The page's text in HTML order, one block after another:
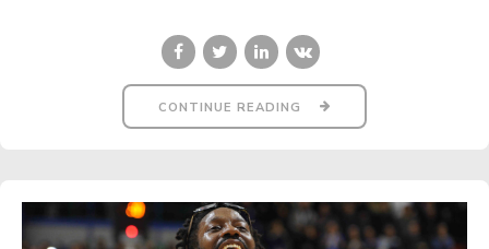
CONTINUE READING